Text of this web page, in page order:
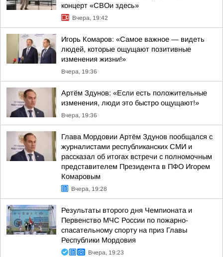
концерт «СВОи здесь»
Вчера, 19:42
Игорь Комаров: «Самое важное — видеть
людей, которые ощущают позитивные
изменения жизни!»
Вчера, 19:36
Артём Здунов: «Если есть положительные
изменения, люди это быстро ощущают!»
Вчера, 19:36
Глава Мордовии Артём Здунов пообщался с
журналистами республиканских СМИ и
рассказал об итогах встречи с полномочным
представителем Президента в ПФО Игорем
Комаровым
Вчера, 19:28
Результаты второго дня Чемпионата и
Первенство МЧС России по пожарно-
спасательному спорту на приз Главы
Республики Мордовия
Вчера, 19:23